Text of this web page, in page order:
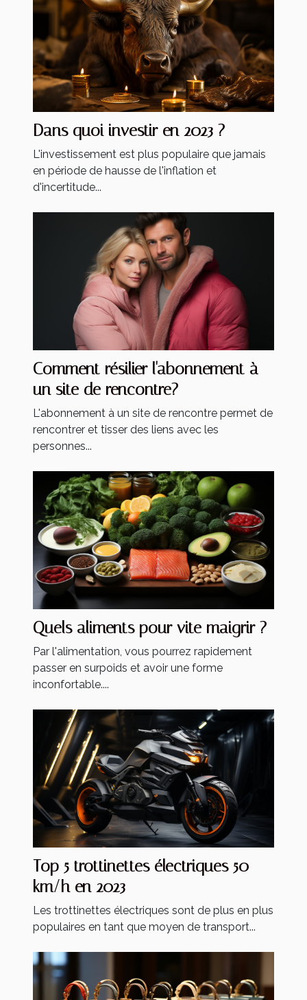
Dans quoi investir en 2023 ?
L'investissement est plus populaire que jamais
en période de hausse de l'inflation et
d'incertitude...
Comment résilier l'abonnement à
un site de rencontre?
L'abonnement à un site de rencontre permet de
rencontrer et tisser des liens avec les
personnes...
Quels aliments pour vite maigrir ?
Par l'alimentation, vous pourrez rapidement
passer en surpoids et avoir une forme
inconfortable....
Top 5 trottinettes électriques 50
km/h en 2023
Les trottinettes électriques sont de plus en plus
populaires en tant que moyen de transport...